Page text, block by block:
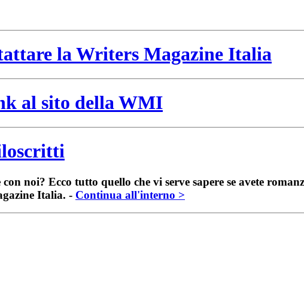
la Writers Magazine Italia
al sito della WMI
noi? Ecco tutto quello che vi serve sapere se avete
Italia. - Continua all'interno >